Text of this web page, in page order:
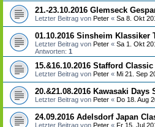
21.-23.10.2016 Glemseck
Letzter Beitrag von Peter « Sa 8. Okt
01.10.2016 Sinsheim Klassiker
Letzter Beitrag von Peter « Sa 1. Okt
Antworten: 1
15.&16.10.2016 Stafford
Letzter Beitrag von Peter « Mi 21. Sep
20.&21.08.2016 Kawasaki Days
Letzter Beitrag von Peter « Do 18. Aug
24.09.2016 Adelsdorf Japan
Letzter Beitrag von Peter « Fr 15. Jul